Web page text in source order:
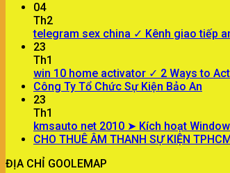
04
Th2
telegram sex china ✓ Kênh giao tiếp
23
Th1
win 10 home activator ✓ 2 Ways to
Công Ty Tổ Chức Sự Kiện Bảo An
23
Th1
kmsauto net 2010 ➤ Kích hoạt
CHO THUÊ ÂM THANH SỰ KIỆN TPHCM
ĐỊA CHỈ GOOLEMAP